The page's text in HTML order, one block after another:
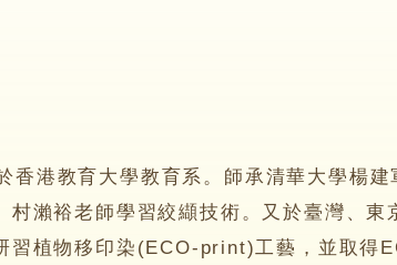
港教育大學教育系。師承清華大學楊建
村瀨裕老師學習絞纈技術。又於臺灣、
習植物移印染(ECO-print)工藝，並取得